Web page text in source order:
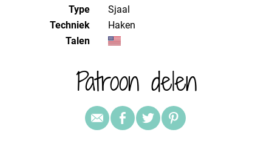
Type
Sjaal
Techniek
haken
Talen
Patroon delen